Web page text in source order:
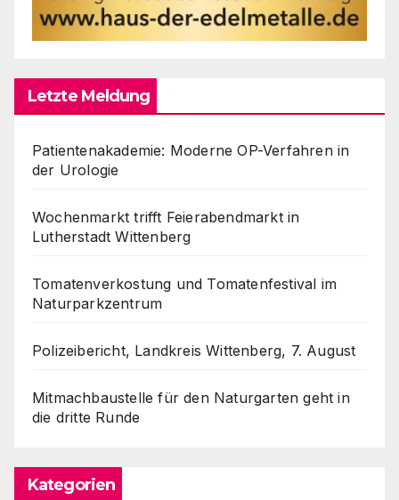
Letzte Meldung
Patientenakademie: Moderne OP-Verfahren in
der Urologie
Wochenmarkt trifft Feierabendmarkt in
Lutherstadt Wittenberg
Tomatenverkostung und Tomatenfestival im
Naturparkzentrum
Polizeibericht, Landkreis Wittenberg, 7. August
Mitmachbaustelle für den Naturgarten geht in
die dritte Runde
Kategorien